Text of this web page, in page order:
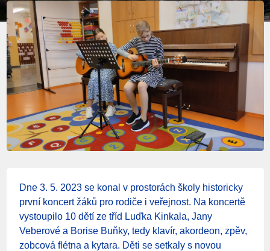
Dne 3. 5. 2023 se konal v prostorách školy historicky
první koncert žáků pro rodiče i veřejnost. Na koncertě
vystoupilo 10 dětí ze tříd Luďka Kinkala, Jany
Veberové a Borise Buňky, tedy klavír, akordeon, zpěv,
zobcová flétna a kytara. Děti se setkaly s novou